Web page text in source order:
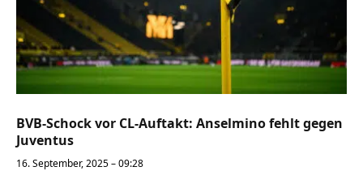
BVB-Schock vor CL-Auftakt: Anselmino fehlt gegen
Juventus
16. September, 2025 – 09:28